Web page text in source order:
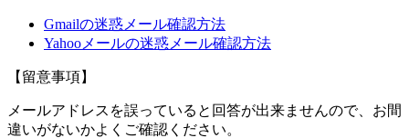
Gmailの迷惑メール確認方法
Yahooメールの迷惑メール確認方法
【留意事項】
メールアドレスを誤っていると回答が出来ませんので、お間
違いがないかよくご確認ください。